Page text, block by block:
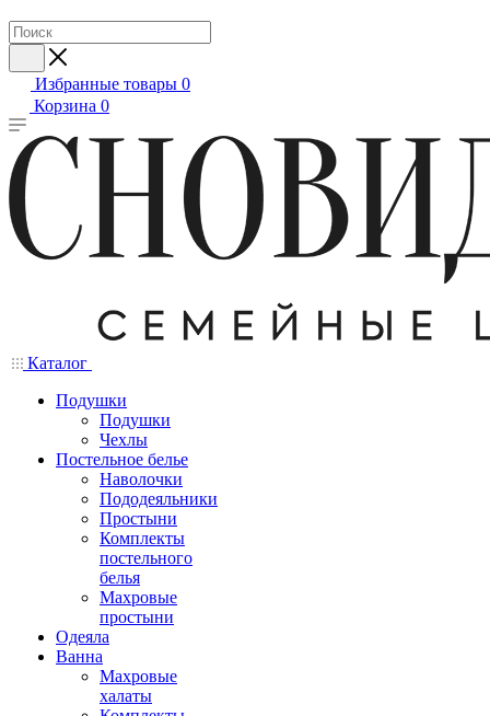
Избранные товары 0
Корзина 0
Каталог
Подушки
Подушки
Чехлы
Постельное белье
Наволочки
Пододеяльники
Простыни
Комплекты
постельного
белья
Махровые
простыни
Одеяла
Ванна
Махровые
халаты